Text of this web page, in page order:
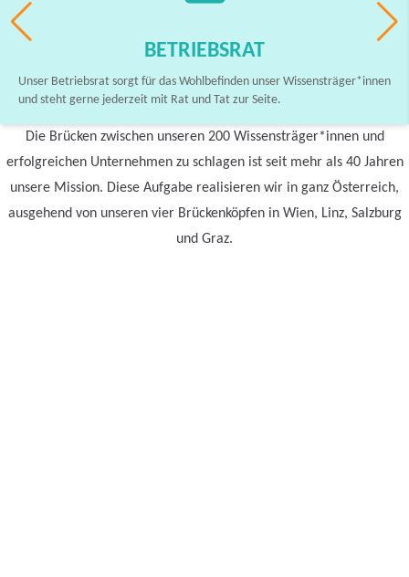
BETRIEBSRAT
Unser Betriebsrat sorgt für das Wohlbefinden unser Wissensträger*innen
und steht gerne jederzeit mit Rat und Tat zur Seite.
Die Brücken zwischen unseren 200 Wissensträger*innen und
erfolgreichen Unternehmen zu schlagen ist seit mehr als 40 Jahren
unsere Mission. Diese Aufgabe realisieren wir in ganz Österreich,
ausgehend von unseren vier Brückenköpfen in Wien, Linz, Salzburg
und Graz.